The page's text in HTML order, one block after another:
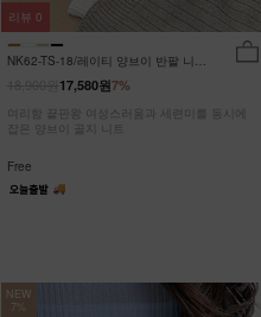
NK62-TS-18/레이티 양브이 반팔 니트
7%
17,580원
여리함 끝판왕 여성스러움과 세련미를 동시에
잡은 양브이 골지 니트
Free
리뷰 0
NEW
7%